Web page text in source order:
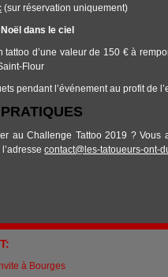
(sur réservation uniquement)
dans le ciel
d’une valeur de 150 € à
Flour
pendant l’événement au profit de
au Challenge Tattoo 2019 ? Vous
contact@les-tatoueurs-ont-
à Bourges